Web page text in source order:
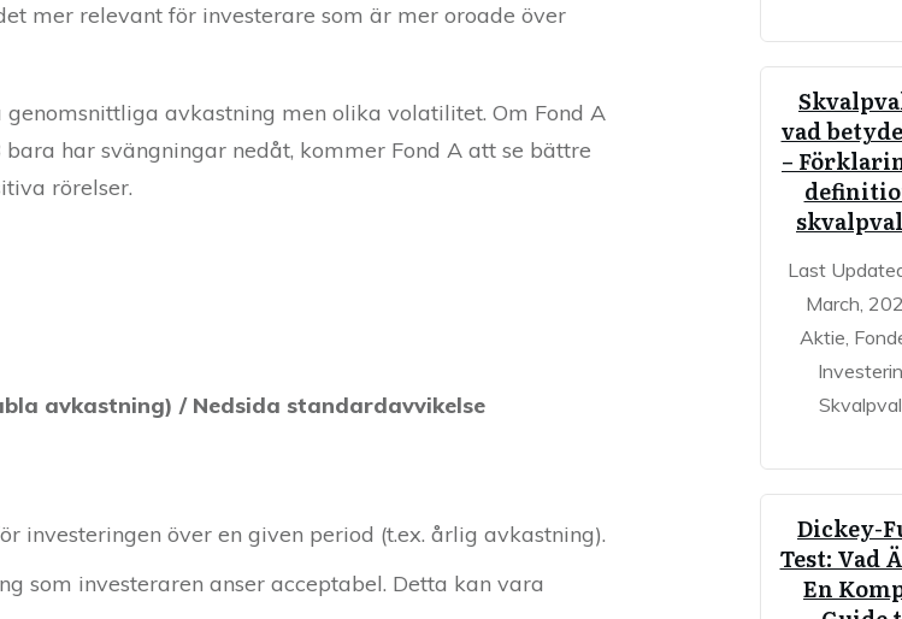
mer relevant för investerare som är mer oroade över
avkastning men olika volatilitet. Om Fond A
har svängningar nedåt, kommer Fond A att se bättre
rörelser.
avkastning) / Nedsida standardavvikelse
investeringen över en given period (t.ex. årlig avkastning).
som investeraren anser acceptabel. Detta kan vara
vad
–
Last
March,
Aktie,
Dickey-
Test: Vad
En